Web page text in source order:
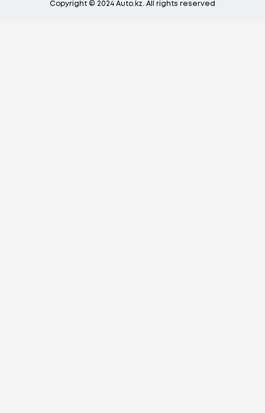
Copyright © 2024 Auto.kz. All rights reserved